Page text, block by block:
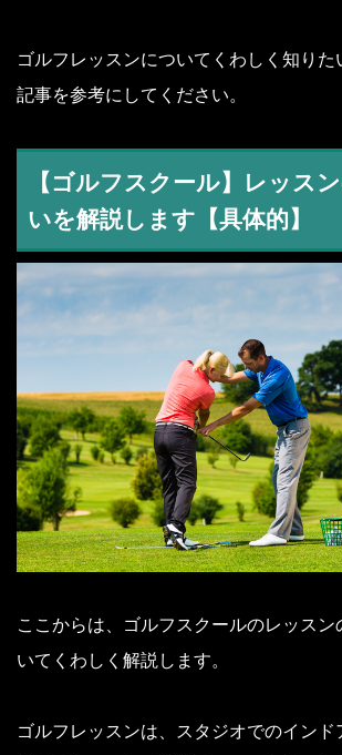
ゴルフレッスンについてくわしく知り
記事を参考にしてください。
【ゴルフスクール】レッス
いを解説します【具体的】
ここからは、ゴルフスクールのレッスン
いてくわしく解説します。
ゴルフレッスンは、スタジオでのインド